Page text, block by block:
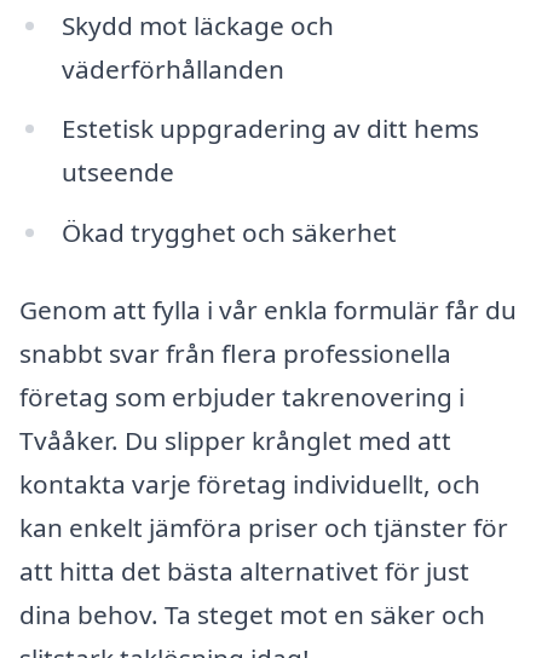
Skydd mot läckage och
väderförhållanden
Estetisk uppgradering av ditt hems
utseende
Ökad trygghet och säkerhet
Genom att fylla i vår enkla formulär får du
snabbt svar från flera professionella
företag som erbjuder takrenovering i
Tvååker. Du slipper krånglet med att
kontakta varje företag individuellt, och
kan enkelt jämföra priser och tjänster för
att hitta det bästa alternativet för just
dina behov. Ta steget mot en säker och